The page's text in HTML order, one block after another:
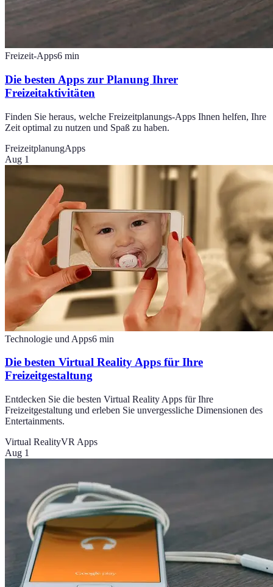
Freizeit-Apps6 min
Die besten Apps zur Planung Ihrer
Freizeitaktivitäten
Finden Sie heraus, welche Freizeitplanungs-Apps Ihnen helfen, Ihre
Zeit optimal zu nutzen und Spaß zu haben.
FreizeitplanungApps
Aug 1
Technologie und Apps6 min
Die besten Virtual Reality Apps für Ihre
Freizeitgestaltung
Entdecken Sie die besten Virtual Reality Apps für Ihre
Freizeitgestaltung und erleben Sie unvergessliche Dimensionen des
Entertainments.
Virtual RealityVR Apps
Aug 1